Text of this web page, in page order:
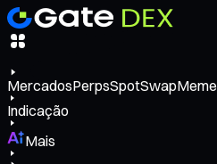
MercadosPerpsSpotSwapMeme
Indicação
Mais